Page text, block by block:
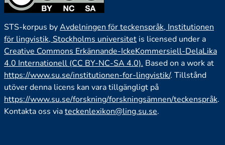
STS-korpus byAvdelningen för teckenspråk, Institutionen
för lingvistik, Stockholms universitet is licensed under a
Creative Commons Erkännande-IckeKommersiell-DelaLika
4.0 Internationell (CC BY-NC-SA 4.0). Based on a work at
https://www.su.se/institutionen-for-lingvistik/. Tillstånd
utöver denna licens kan vara tillgängligt på
https://www.su.se/forskning/forskningsämnen/teckenspråk.
Kontakta oss viateckenlexikon@ling.su.se.